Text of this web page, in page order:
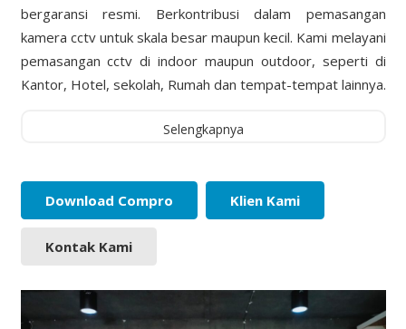
bergaransi resmi. Berkontribusi dalam pemasangan
kamera cctv untuk skala besar maupun kecil. Kami melayani
pemasangan cctv di indoor maupun outdoor, seperti di
Kantor, Hotel, sekolah, Rumah dan tempat-tempat lainnya.
Selengkapnya
Download Compro Klien Kami
Kontak Kami